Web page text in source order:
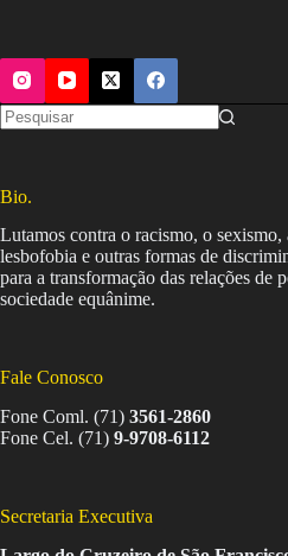
Bio.
Lutamos contra o racismo, o sexismo,
lesbofobia e outras formas de
para a transformação das relações de
sociedade equânime.
Fale Conosco
Fone Coml. (71) 3561-2860
Fone Cel. (71) 9-9708-6112
Secretaria Executiva